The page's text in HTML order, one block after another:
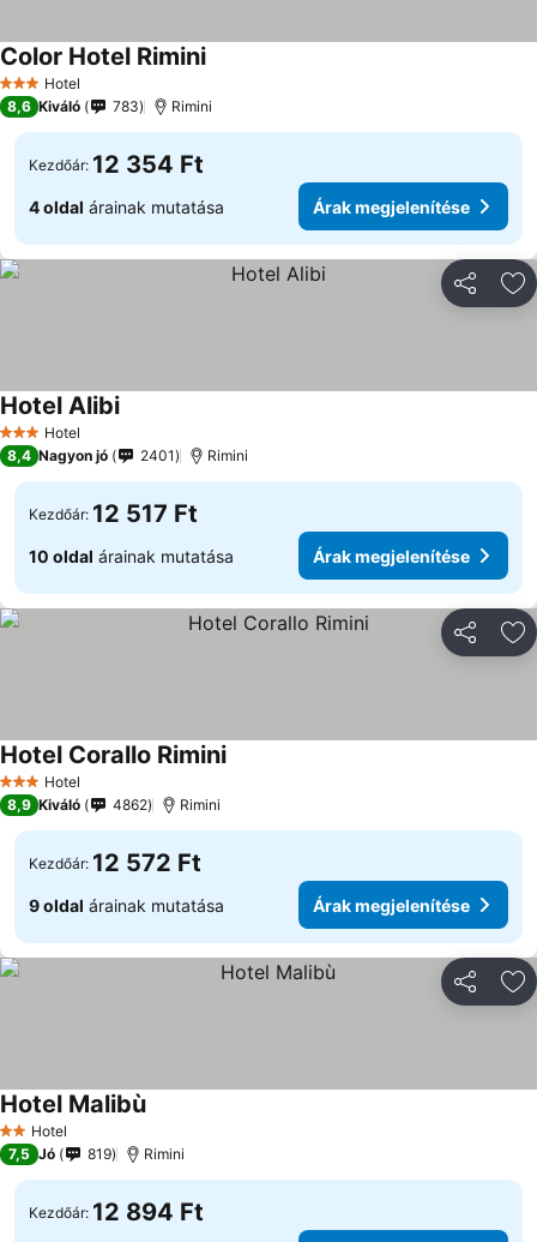
3 Kategória
Hotel
Color Hotel Rimini
8,6 Kiváló 783 Rimini
Kezdőár: 12 354 Ft
4 oldal árainak mutatása Árak megjelenítése
3 Kategória
Hotel
Hotel Alibi
8,4 Nagyon jó 2401 Rimini
Kezdőár: 12 517 Ft
10 oldal árainak mutatása Árak megjelenítése
3 Kategória
Hotel
Hotel Corallo Rimini
8,9 Kiváló 4862 Rimini
Kezdőár: 12 572 Ft
9 oldal árainak mutatása Árak megjelenítése
2 Kategória
Hotel
Hotel Malibù
7,5 Jó 819 Rimini
Kezdőár: 12 894 Ft